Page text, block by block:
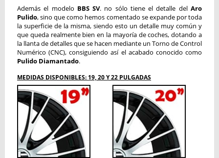
Además el modelo BBS SV. no sólo tiene el detalle delAro
Pulido, sino que como hemos comentado se expande por toda
la superficie de la misma, siendo esto un detalle muy común y
que queda realmente bien en la mayoría de coches, dotando a
la llanta de detalles que se hacen mediante un Torno de Control
Numérico (CNC), consiguiendo así el acabado conocido como
Pulido Diamantado.
MEDIDAS DISPONIBLES: 19, 20 Y 22 PULGADAS